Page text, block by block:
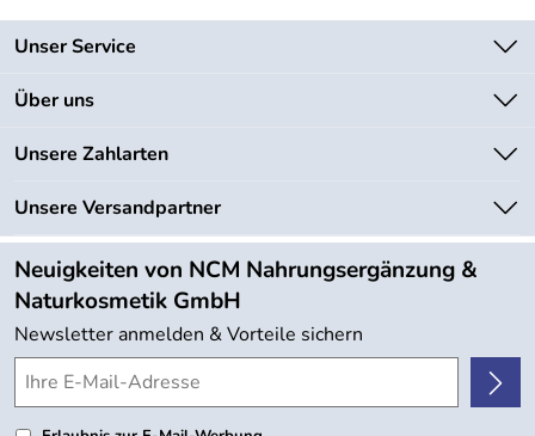
Unser Service
Kontakt
Lieferbedingungen
Kundenlogin
Über uns
Unsere Bestseller
Neu
Angebote
Kundenbewertungen (754)
4,9/5*****
Unsere Zahlarten
Unsere Versandpartner
Neuigkeiten von NCM Nahrungsergänzung &
Naturkosmetik GmbH
Newsletter anmelden & Vorteile sichern